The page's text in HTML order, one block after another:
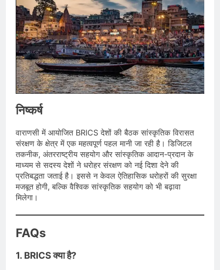
निष्कर्ष
वाराणसी में आयोजित BRICS देशों की बैठक सांस्कृतिक विरासत
संरक्षण के क्षेत्र में एक महत्वपूर्ण पहल मानी जा रही है। डिजिटल
तकनीक, अंतरराष्ट्रीय सहयोग और सांस्कृतिक आदान-प्रदान के
माध्यम से सदस्य देशों ने धरोहर संरक्षण को नई दिशा देने की
प्रतिबद्धता जताई है। इससे न केवल ऐतिहासिक धरोहरों की सुरक्षा
मजबूत होगी, बल्कि वैश्विक सांस्कृतिक सहयोग को भी बढ़ावा
मिलेगा।
FAQs
1. BRICS क्या है?